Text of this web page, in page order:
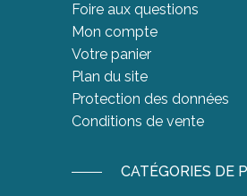
Foire aux questions
Mon compte
Votre panier
Plan du site
Protection des données
Conditions de vente
CATÉGORIES DE